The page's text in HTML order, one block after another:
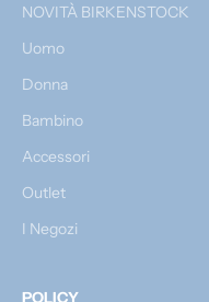
NOVITÀ BIRKENSTOCK
Uomo
Donna
Bambino
Accessori
Outlet
I Negozi
POLICY